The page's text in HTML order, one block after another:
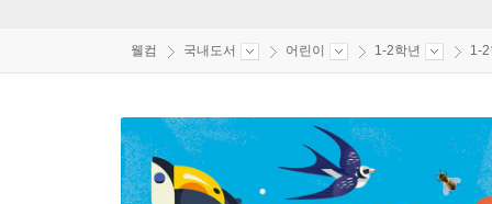
웰컴 국내도서 어린이 1-2학년 1-